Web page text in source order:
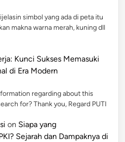
simbol yang ada di peta itu
makna warna merah, kuning dll
Kunci Sukses Memasuki
di Era Modern
regarding about this
for? Thank you, Regard PUTI
on Siapa yang
Sejarah dan Dampaknya di